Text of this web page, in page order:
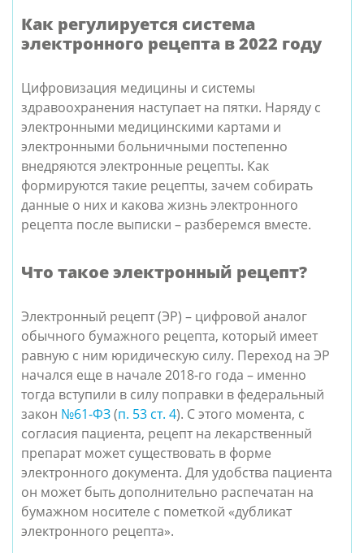
Как регулируется система
электронного рецепта в 2022 году
Цифровизация медицины и системы
здравоохранения наступает на пятки. Наряду с
электронными медицинскими картами и
электронными больничными постепенно
внедряются электронные рецепты. Как
формируются такие рецепты, зачем собирать
данные о них и какова жизнь электронного
рецепта после выписки – разберемся вместе.
Что такое электронный рецепт?
Электронный рецепт (ЭР) – цифровой аналог
обычного бумажного рецепта, который имеет
равную с ним юридическую силу. Переход на ЭР
начался еще в начале 2018-го года – именно
тогда вступили в силу поправки в федеральный
закон №61-ФЗ(п. 53 ст. 4). С этого момента, с
согласия пациента, рецепт на лекарственный
препарат может существовать в форме
электронного документа. Для удобства пациента
он может быть дополнительно распечатан на
бумажном носителе с пометкой «дубликат
электронного рецепта».